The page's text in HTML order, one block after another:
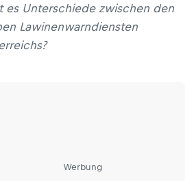
es Unterschiede zwischen den
Lawinenwarndiensten
Werbung